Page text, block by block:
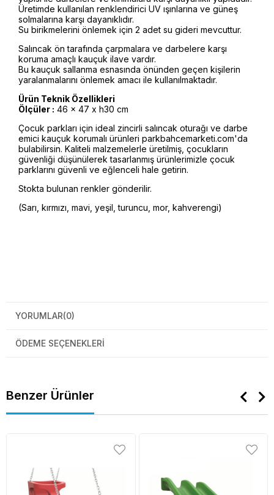
Üretimde kullanılan renklendirici UV ışınlarına ve güneş
solmalarına karşı dayanıklıdır.
Su birikmelerini önlemek için 2 adet su gideri mevcuttur.
Salıncak ön tarafında çarpmalara ve darbelere karşı
koruma amaçlı kauçuk ilave vardır.
Bu kauçuk sallanma esnasında önünden geçen kişilerin
yaralanmalarını önlemek amacı ile kullanılmaktadır.
Ürün Teknik Özellikleri
Ölçüler : 46 x 47 x h30 cm
Çocuk parkları için ideal zincirli salıncak oturağı ve darbe
emici kauçuk korumalı ürünleri parkbahcemarketi.com'da
bulabilirsin. Kaliteli malzemelerle üretilmiş, çocukların
güvenliği düşünülerek tasarlanmış ürünlerimizle çocuk
parklarını güvenli ve eğlenceli hale getirin.
Stokta bulunan renkler gönderilir.
(Sarı, kırmızı, mavi, yeşil, turuncu, mor, kahverengi)
YORUMLAR(0)
ÖDEME SEÇENEKLERI
Benzer Ürünler